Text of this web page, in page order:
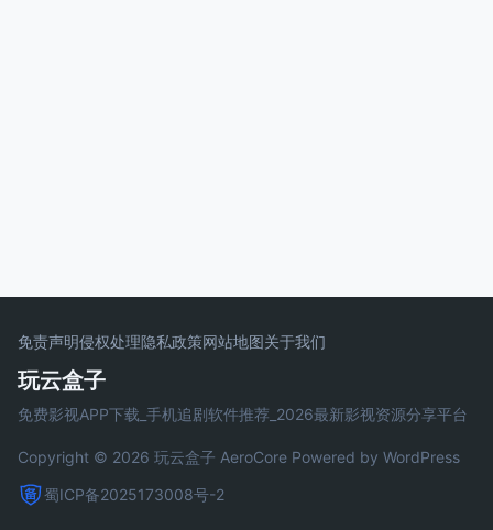
免责声明侵权处理隐私政策网站地图关于我们
玩云盒子
免费影视APP下载_手机追剧软件推荐_2026最新影视资源分享平台
Copyright © 2026 玩云盒子 AeroCore Powered by WordPress
蜀ICP备2025173008号-2